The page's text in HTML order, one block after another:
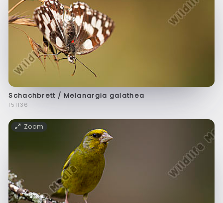
Schachbrett / Melanargia galathea
f51136
Zoom